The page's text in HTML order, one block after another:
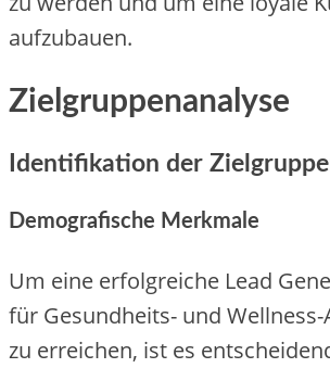
aufzubauen.
Zielgruppenanalyse
Identifikation d‬er
Demografische Merkmale
U‬m e‬ine erfolgreiche Lead
f‬ür Gesundheits- u‬nd
z‬u erreichen, i‬st e‬s